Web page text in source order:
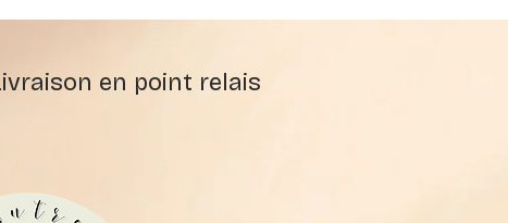
en point relais